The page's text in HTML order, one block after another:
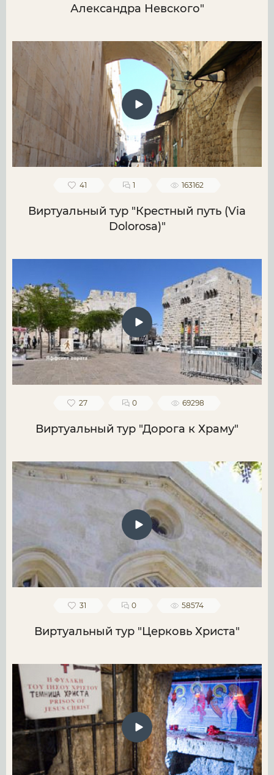
Александра Невского"
41 1 163162
Виртуальный тур "Крестный путь (Via
Dolorosa)"
27 0 69298
Виртуальный тур "Дорога к Храму"
31 0 58574
Виртуальный тур "Церковь Христа"